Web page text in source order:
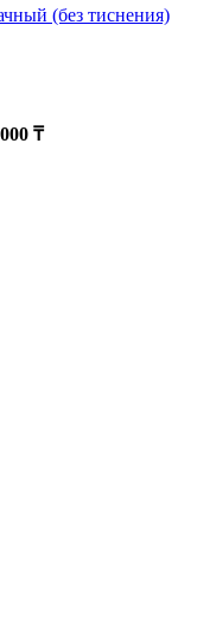
(без тиснения)
₸